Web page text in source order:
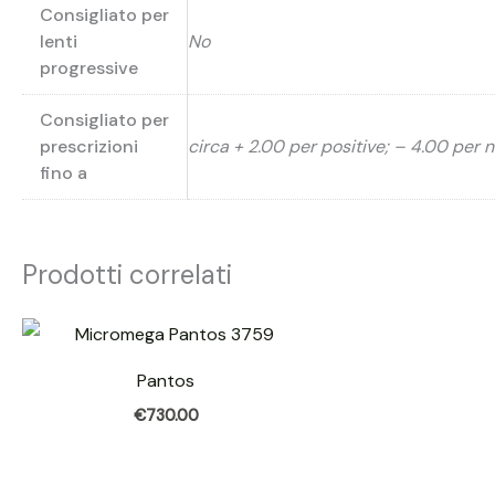
Consigliato per
lenti
progressive
No
Consigliato per
prescrizioni
fino a
circa + 2.00 per positive; – 4.00 per
Prodotti correlati
Pantos
€730.00